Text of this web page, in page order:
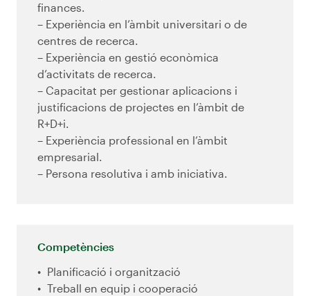
finances.
– Experiència en l’àmbit universitari o de
centres de recerca.
– Experiència en gestió econòmica
d’activitats de recerca.
– Capacitat per gestionar aplicacions i
justificacions de projectes en l’àmbit de
R+D+i.
– Experiència professional en l’àmbit
empresarial.
– Persona resolutiva i amb iniciativa.
Competències
Planificació i organització
Treball en equip i cooperació